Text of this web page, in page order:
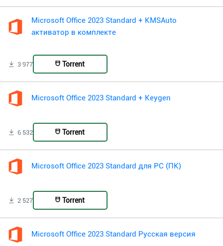
Microsoft Office 2023 Standard + KMSAuto
активатор в комплекте
3 977 Torrent
Microsoft Office 2023 Standard + Keygen
6 532 Torrent
Microsoft Office 2023 Standard для PC (ПК)
2 527 Torrent
Microsoft Office 2023 Standard Русская версия